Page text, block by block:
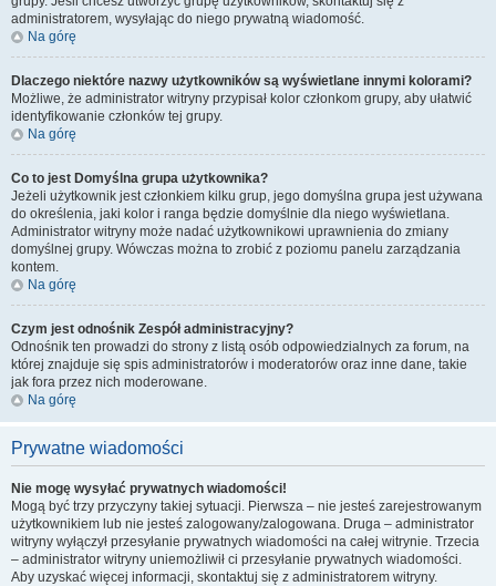
administratorem, wysyłając do niego prywatną wiadomość.
Na górę
Dlaczego niektóre nazwy użytkowników są wyświetlane innymi kolorami?
Możliwe, że administrator witryny przypisał kolor członkom grupy, aby ułatwić
identyfikowanie członków tej grupy.
Na górę
Co to jest Domyślna grupa użytkownika?
Jeżeli użytkownik jest członkiem kilku grup, jego domyślna grupa jest używana
do określenia, jaki kolor i ranga będzie domyślnie dla niego wyświetlana.
Administrator witryny może nadać użytkownikowi uprawnienia do zmiany
domyślnej grupy. Wówczas można to zrobić z poziomu panelu zarządzania
kontem.
Na górę
Czym jest odnośnik Zespół administracyjny?
Odnośnik ten prowadzi do strony z listą osób odpowiedzialnych za forum, na
której znajduje się spis administratorów i moderatorów oraz inne dane, takie
jak fora przez nich moderowane.
Na górę
Prywatne wiadomości
Nie mogę wysyłać prywatnych wiadomości!
Mogą być trzy przyczyny takiej sytuacji. Pierwsza – nie jesteś zarejestrowanym
użytkownikiem lub nie jesteś zalogowany/zalogowana. Druga – administrator
witryny wyłączył przesyłanie prywatnych wiadomości na całej witrynie. Trzecia
– administrator witryny uniemożliwił ci przesyłanie prywatnych wiadomości.
Aby uzyskać więcej informacji, skontaktuj się z administratorem witryny.